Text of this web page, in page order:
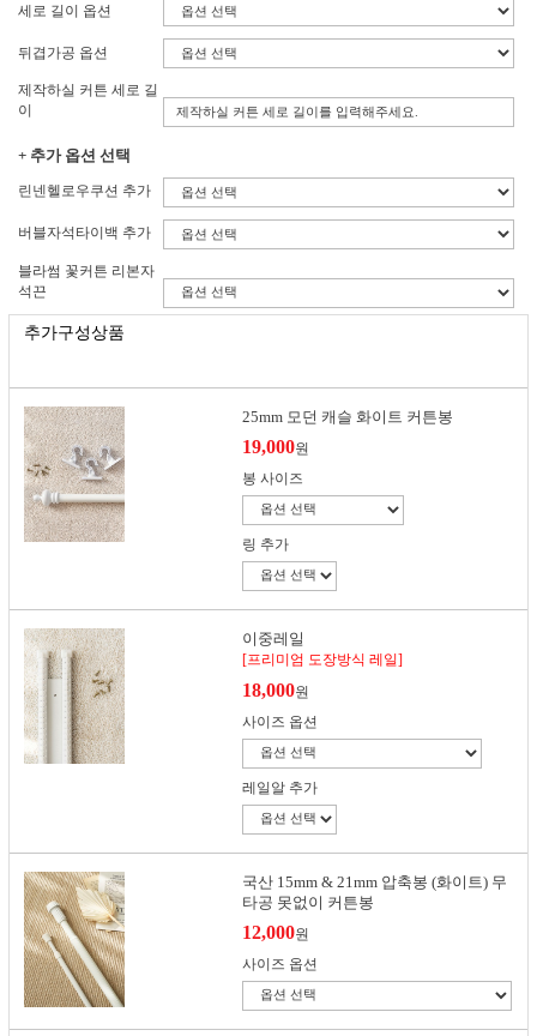
세로 길이 옵션
뒤겹가공 옵션
제작하실 커튼 세로 길
이
+ 추가 옵션 선택
린넨헬로우쿠션 추가
버블자석타이백 추가
블라썸 꽃커튼 리본자
석끈
추가구성상품
25mm 모던 캐슬 화이트 커튼봉
19,000원
봉 사이즈
링 추가
이중레일
[프리미엄 도장방식 레일]
18,000원
사이즈 옵션
레일알 추가
국산 15mm & 21mm 압축봉 (화이트) 무
타공 못없이 커튼봉
12,000원
사이즈 옵션